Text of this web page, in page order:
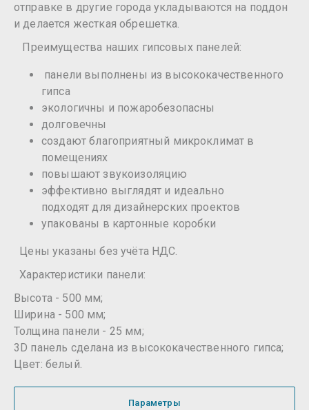
отправке в другие города укладываются на поддон
и делается жесткая обрешетка.
Преимущества наших гипсовых панелей:
панели выполнены из высококачественного
гипса
экологичны и пожаробезопасны
долговечны
создают благоприятный микроклимат в
помещениях
повышают звукоизоляцию
эффективно выглядят и идеально
подходят для дизайнерских проектов
упакованы в картонные коробки
Цены указаны без учёта НДС.
Характеристики панели:
Высота - 500 мм;
Ширина - 500 мм;
Толщина панели - 25 мм;
3D панель сделана из высококачественного гипса;
Цвет: белый.
Параметры